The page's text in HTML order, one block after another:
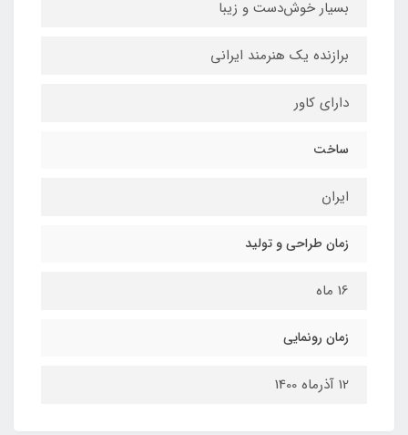
بسیار خوش‌دست و زیبا
برازنده یک هنرمند ایرانی
دارای کاور
ساخت
ایران
زمان طراحی و تولید
16 ماه
زمان رونمایی
12 آذرماه 1400